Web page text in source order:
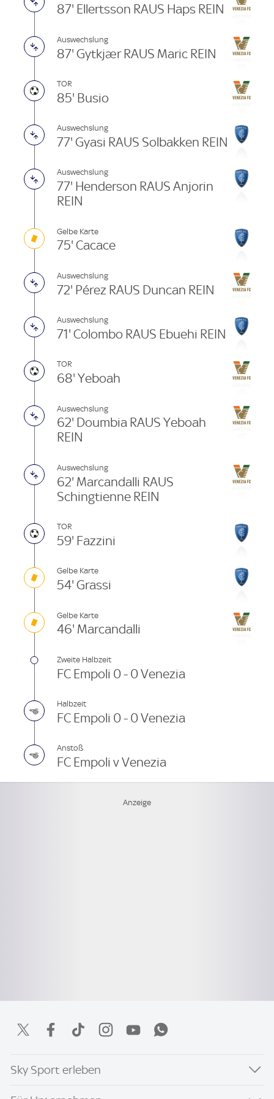
87' Ellertsson RAUS Haps REIN
Auswechslung
87' Gytkjær RAUS Maric REIN
TOR
85' Busio
Auswechslung
77' Gyasi RAUS Solbakken REIN
Auswechslung
77' Henderson RAUS Anjorin
REIN
Gelbe Karte
75' Cacace
Auswechslung
72' Pérez RAUS Duncan REIN
Auswechslung
71' Colombo RAUS Ebuehi REIN
TOR
68' Yeboah
Auswechslung
62' Doumbia RAUS Yeboah
REIN
Auswechslung
62' Marcandalli RAUS
Schingtienne REIN
TOR
59' Fazzini
Gelbe Karte
54' Grassi
Gelbe Karte
46' Marcandalli
Zweite Halbzeit
FC Empoli 0 - 0 Venezia
Halbzeit
FC Empoli 0 - 0 Venezia
Anstoß
FC Empoli v Venezia
Sky Sport erleben